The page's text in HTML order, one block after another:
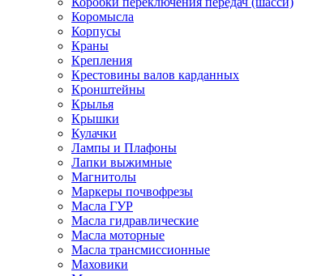
Коромысла
Корпусы
Краны
Крепления
Крестовины валов карданных
Кронштейны
Крылья
Крышки
Кулачки
Лампы и Плафоны
Лапки выжимные
Магнитолы
Маркеры почвофрезы
Масла ГУР
Масла гидравлические
Масла моторные
Масла трансмиссионные
Маховики